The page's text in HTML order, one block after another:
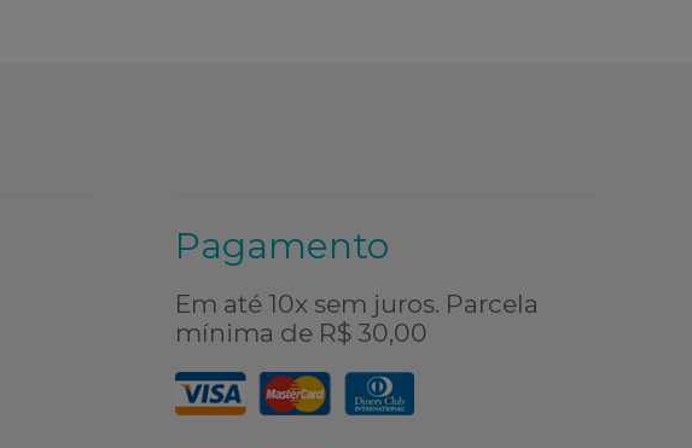
Pagamento
Em até 10x sem juros. Parcela
mínima de R$ 30,00